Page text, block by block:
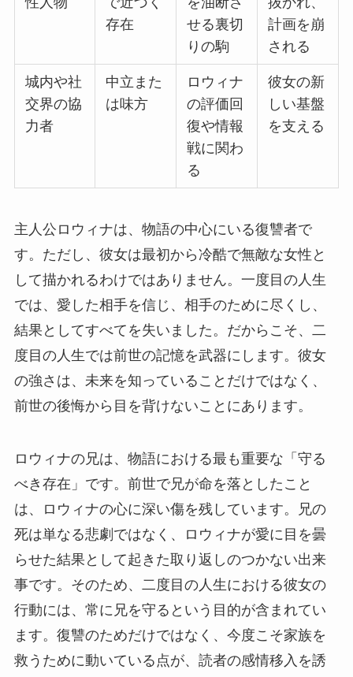
存在
せる裏切
りの駒
計画を崩
される
城内や社
交界の協
力者
中立また
は味方
ロウィナ
の評価回
復や情報
戦に関わ
る
彼女の新
しい基盤
を支える
主人公ロウィナは、物語の中心にいる復讐者で
す。ただし、彼女は最初から冷酷で無敵な女性と
して描かれるわけではありません。一度目の人生
では、愛した相手を信じ、相手のために尽くし、
結果としてすべてを失いました。だからこそ、二
度目の人生では前世の記憶を武器にします。彼女
の強さは、未来を知っていることだけではなく、
前世の後悔から目を背けないことにあります。
ロウィナの兄は、物語における最も重要な「守る
べき存在」です。前世で兄が命を落としたこと
は、ロウィナの心に深い傷を残しています。兄の
死は単なる悲劇ではなく、ロウィナが愛に目を曇
らせた結果として起きた取り返しのつかない出来
事です。そのため、二度目の人生における彼女の
行動には、常に兄を守るという目的が含まれてい
ます。復讐のためだけではなく、今度こそ家族を
救うために動いている点が、読者の感情移入を誘